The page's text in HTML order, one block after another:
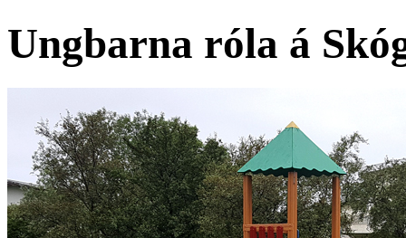
Ungbarna róla á